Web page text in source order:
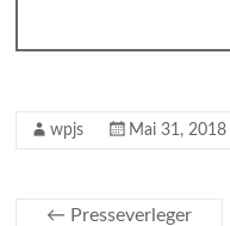
wpjs Mai 31, 2018
← Presseverleger